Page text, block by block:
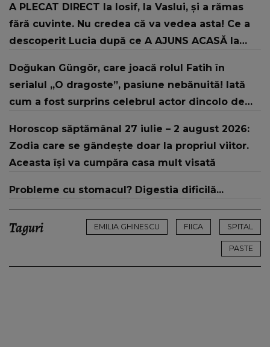
A PLECAT DIRECT la Iosif, la Vaslui, și a rămas
fără cuvinte. Nu credea că va vedea asta! Ce a
descoperit Lucia după ce A AJUNS ACASĂ la
că..."
Doğukan Güngör, care joacă rolul Fatih în
serialul „O dragoste”, pasiune nebănuită! Iată
cum a fost surprins celebrul actor dincolo de
Horoscop săptămânal 27 iulie – 2 august 2026:
Zodia care se gândește doar la propriul viitor.
Aceasta își va cumpăra casa mult visată
Probleme cu stomacul? Digestia dificilă...
Taguri EMILIA GHINESCU FIICA SPITAL
PASTE